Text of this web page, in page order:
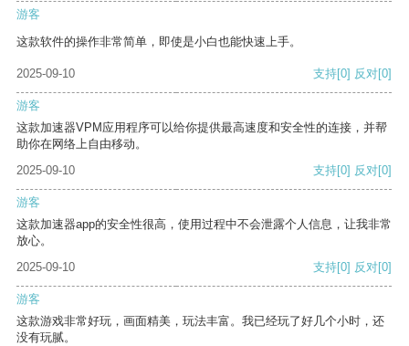
游客
这款软件的操作非常简单，即使是小白也能快速上手。
2025-09-10 支持[0] 反对[0]
游客
这款加速器VPM应用程序可以给你提供最高速度和安全性的连接，并帮
助你在网络上自由移动。
2025-09-10
支持[0] 反对[0]
游客
这款加速器app的安全性很高，使用过程中不会泄露个人信息，让我非常
放心。
2025-09-10
支持[0] 反对[0]
游客
这款游戏非常好玩，画面精美，玩法丰富。我已经玩了好几个小时，还
没有玩腻。